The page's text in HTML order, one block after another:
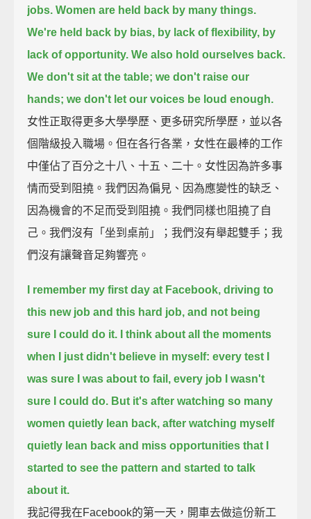
jobs. Women are held back by many things.
We're held back by bias, by lack of flexibility, by
lack of opportunity. We also hold ourselves back.
We don't sit at the table; we don't raise our
hands; we don't let our voices be loud enough.
女性正取得更多大學學歷、更多研究所學歷，並以各
個階級投入職場。但在各行各業，女性在最棒的工作
中僅佔了百分之十八、十五、二十。女性因為許多事
情而受到阻撓。我們因為偏見、因為應變性的缺乏、
因為機會的不足而受到阻撓。我們同樣也阻撓了自
己。我們沒有「坐到桌前」；我們沒有舉起雙手；我
們沒有讓聲音足夠響亮。
I remember my first day at Facebook, driving to
this new job and this hard job, and not being
sure I could do it.
I think about all the moments
when I just didn't believe in myself: every test I
was sure I was about to fail, every job I wasn't
sure I could do. But it's after watching so many
women quietly lean back, after watching myself
quietly lean back and miss opportunities that I
started to see the pattern and started to talk
about it.
我記得我在Facebook的第一天，開車去做這份新工